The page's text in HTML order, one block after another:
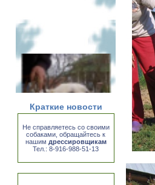
Краткие новости
Не справляетесь со своими
собаками, обращайтесь к
нашим дрессировщикам
Тел.: 8-916-988-51-13